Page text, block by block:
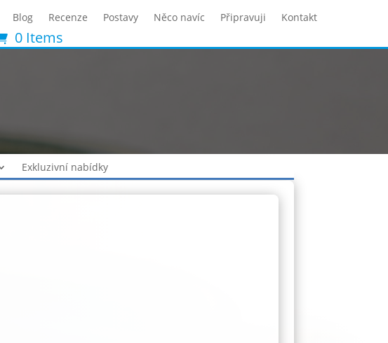
Blog Recenze Postavy Něco navíc Připravuji Kontakt
0 Items
Exkluzivní nabídky